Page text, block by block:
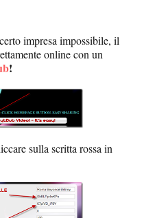
impresa impossibile, il
online con un
!
sulla scritta rossa in